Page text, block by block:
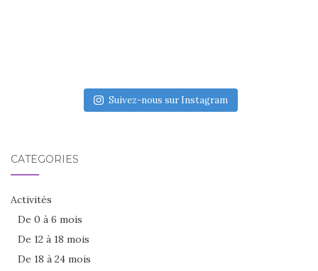
Suivez-nous sur Instagram
CATÉGORIES
Activités
De 0 à 6 mois
De 12 à 18 mois
De 18 à 24 mois